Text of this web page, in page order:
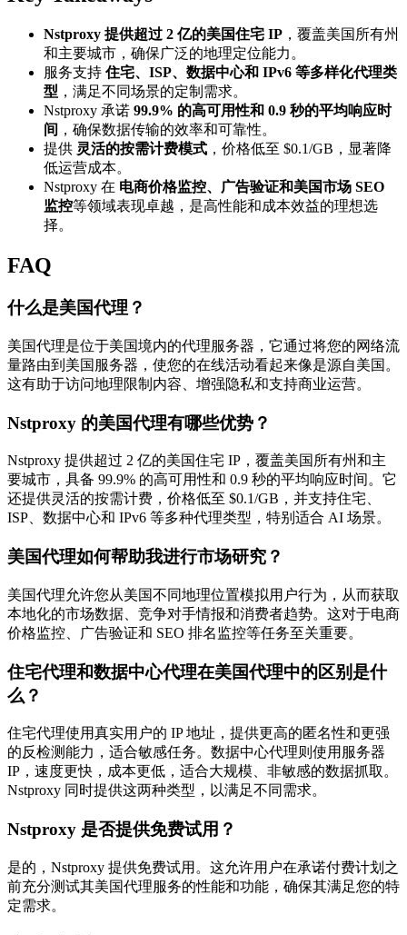
Nstproxy 提供超过 2 亿的美国住宅 IP ，覆盖美国所有州
和主要城市，确保广泛的地理定位能力。
服务支持 住宅、ISP、数据中心和 IPv6 等多样化代理类
型 ，满足不同场景的定制需求。
Nstproxy 承诺 99.9% 的高可用性和 0.9 秒的平均响应时
间 ，确保数据传输的效率和可靠性。
提供 灵活的按需计费模式 ，价格低至 $0.1/GB，显著降
低运营成本。
Nstproxy 在 电商价格监控、广告验证和美国市场 SEO
监控等领域表现卓越，是高性能和成本效益的理想选
择。
FAQ
什么是美国代理？
美国代理是位于美国境内的代理服务器，它通过将您的网络流
量路由到美国服务器，使您的在线活动看起来像是源自美国。
这有助于访问地理限制内容、增强隐私和支持商业运营。
Nstproxy 的美国代理有哪些优势？
Nstproxy 提供超过 2 亿的美国住宅 IP，覆盖美国所有州和主
要城市，具备 99.9% 的高可用性和 0.9 秒的平均响应时间。它
还提供灵活的按需计费，价格低至 $0.1/GB，并支持住宅、
ISP、数据中心和 IPv6 等多种代理类型，特别适合 AI 场景。
美国代理如何帮助我进行市场研究？
美国代理允许您从美国不同地理位置模拟用户行为，从而获取
本地化的市场数据、竞争对手情报和消费者趋势。这对于电商
价格监控、广告验证和 SEO 排名监控等任务至关重要。
住宅代理和数据中心代理在美国代理中的区别是什
么？
住宅代理使用真实用户的 IP 地址，提供更高的匿名性和更强
的反检测能力，适合敏感任务。数据中心代理则使用服务器
IP，速度更快，成本更低，适合大规模、非敏感的数据抓取。
Nstproxy 同时提供这两种类型，以满足不同需求。
Nstproxy 是否提供免费试用？
是的，Nstproxy 提供免费试用。这允许用户在承诺付费计划之
前充分测试其美国代理服务的性能和功能，确保其满足您的特
定需求。